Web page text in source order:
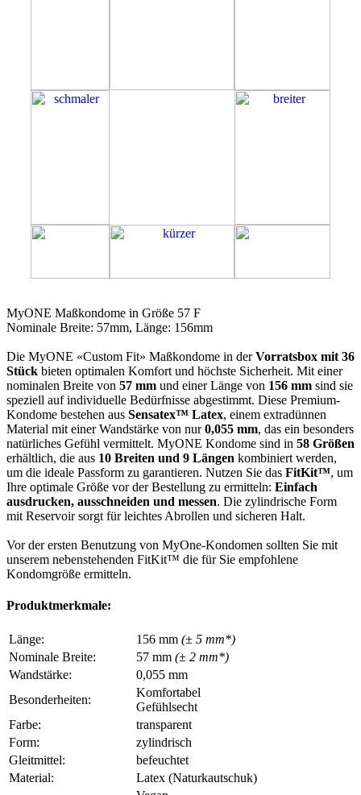
MyONE Maßkondome in Größe 57 F
Nominale Breite: 57mm, Länge: 156mm
Die MyONE «Custom Fit» Maßkondome in derVorratsbox mit 36
Stück bieten optimalen Komfort und höchste Sicherheit. Mit einer
nominalen Breite von 57 mm und einer Länge von 156 mm sind sie
speziell auf individuelle Bedürfnisse abgestimmt. Diese Premium-
Kondome bestehen aus Sensatex™ Latex, einem extradünnen
Material mit einer Wandstärke von nur0,055 mm, das ein besonders
natürliches Gefühl vermittelt. MyONE Kondome sind in 58 Größen
erhältlich, die aus 10 Breiten und 9 Längen kombiniert werden,
um die ideale Passform zu garantieren. Nutzen Sie das FitKit™, um
Ihre optimale Größe vor der Bestellung zu ermitteln: Einfach
ausdrucken, ausschneiden und messen. Die zylindrische Form
mit Reservoir sorgt für leichtes Abrollen und sicheren Halt.
Vor der ersten Benutzung von MyOne-Kondomen sollten Sie mit
unserem nebenstehenden FitKit™ die für Sie empfohlene
Kondomgröße ermitteln.
Produktmerkmale:
Länge: 156 mm (± 5 mm*)
Nominale Breite:
57 mm (± 2 mm*)
Wandstärke:
0,055 mm
Besonderheiten:
Komfortabel
Gefühlsecht
Farbe:
transparent
Form:
zylindrisch
Gleitmittel:
befeuchtet
Material:
Latex (Naturkautschuk)